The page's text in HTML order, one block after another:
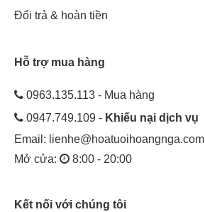
Đổi trả & hoàn tiền
Hỗ trợ mua hàng
0963.135.113 - Mua hàng
0947.749.109 - Khiếu nại dịch vụ
Email: lienhe@hoatuoihoangnga.com
Mở cửa:
8:00 - 20:00
Kết nối với chúng tôi